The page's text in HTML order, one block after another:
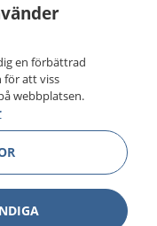
en förbättrad
för att viss
webbplatsen.